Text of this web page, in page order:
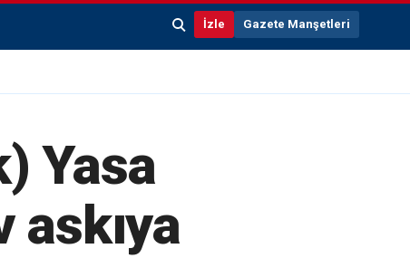
İzle Gazete Manşetleri
Yasa
askıya